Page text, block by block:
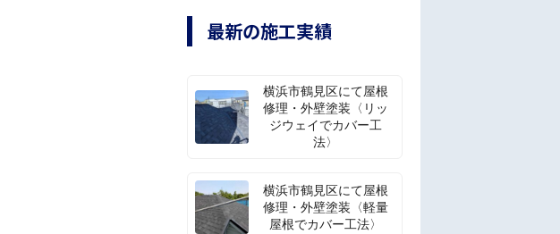
最新の施工実績
横浜市鶴見区にて屋根
修理・外壁塗装〈リッ
ジウェイでカバー工
法〉
横浜市鶴見区にて屋根
修理・外壁塗装〈軽量
屋根でカバー工法〉